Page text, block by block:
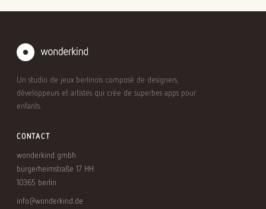
Un studio de jeux berlinois composé de designers,
développeurs et artistes qui crée de superbes apps pour
enfants.
CONTACT
wonderkind gmbh
bürgerheimstraße 17 HH
10365 berlin
info@wonderkind.de